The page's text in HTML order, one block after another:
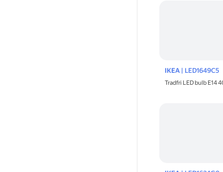
IKEA| LED1649C5
Tradfri LED bulb E14